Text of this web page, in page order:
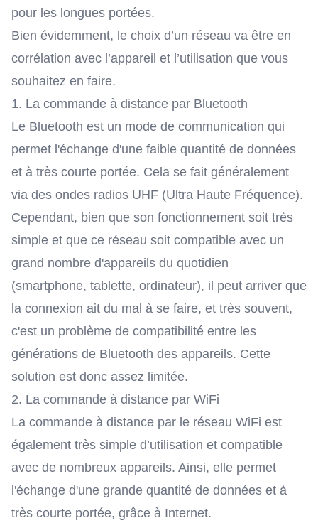
pour les longues portées.
Bien évidemment, le choix d’un réseau va être en
corrélation avec l’appareil et l’utilisation que vous
souhaitez en faire.
1. La commande à distance par Bluetooth
Le Bluetooth est un mode de communication qui
permet l'échange d'une faible quantité de données
et à très courte portée. Cela se fait généralement
via des ondes radios UHF (Ultra Haute Fréquence).
Cependant, bien que son fonctionnement soit très
simple et que ce réseau soit compatible avec un
grand nombre d'appareils du quotidien
(smartphone, tablette, ordinateur), il peut arriver que
la connexion ait du mal à se faire, et très souvent,
c'est un problème de compatibilité entre les
générations de Bluetooth des appareils. Cette
solution est donc assez limitée.
2. La commande à distance par WiFi
La commande à distance par le réseau WiFi est
également très simple d’utilisation et compatible
avec de nombreux appareils. Ainsi, elle permet
l'échange d'une grande quantité de données et à
très courte portée, grâce à Internet.